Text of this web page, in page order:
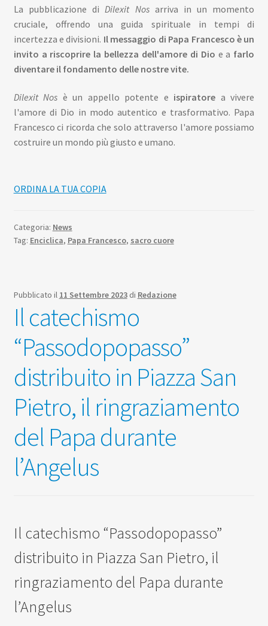
La pubblicazione di Dilexit Nosarriva in un momento
cruciale, offrendo una guida spirituale in tempi di
incertezza e divisioni. Il messaggio di Papa Francesco è un
invito a riscoprire la bellezza dell'amore di Dio e a farlo
diventare il fondamento delle nostre vite.
Dilexit Nos è un appello potente e ispiratore a vivere
l'amore di Dio in modo autentico e trasformativo. Papa
Francesco ci ricorda che solo attraverso l'amore possiamo
costruire un mondo più giusto e umano.
ORDINA LA TUA COPIA
Categoria: News
Tag: Enciclica, Papa Francesco, sacro cuore
Pubblicato il 11 Settembre 2023 di Redazione
Il catechismo
“Passodopopasso”
distribuito in Piazza San
Pietro, il ringraziamento
del Papa durante
l’Angelus
Il catechismo “Passodopopasso”
distribuito in Piazza San Pietro, il
ringraziamento del Papa durante
l’Angelus